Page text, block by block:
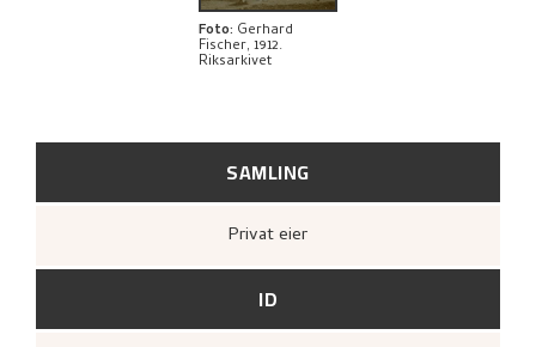
SAMLING
Privat eier
ID
Foto: Gerhard
Fischer, 1912.
Riksarkivet